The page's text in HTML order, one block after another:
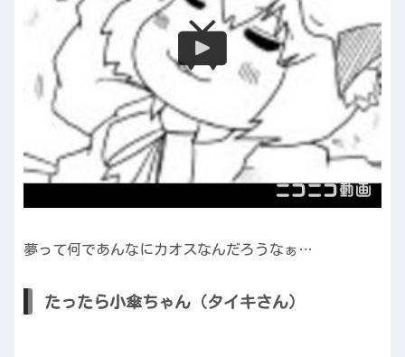
夢って何であんなにカオスなんだろうなぁ…
たったら小傘ちゃん（タイキさん）